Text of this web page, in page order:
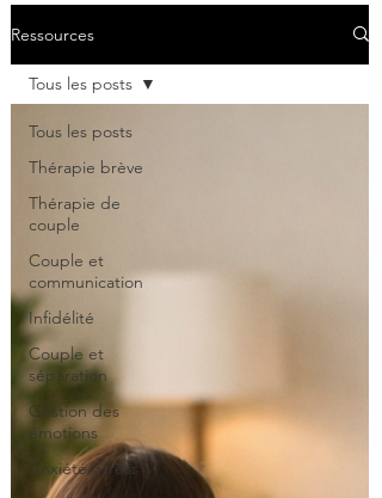
Ressources
Tous les posts
Thérapie brève
Thérapie de
couple
Couple et
communication
Infidélité
Couple et
séparation
Gestion des
émotions
Anxiété/Stress
Tous les posts